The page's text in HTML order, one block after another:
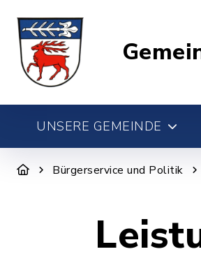
UNSERE GEMEINDE
Bürgerservice und Politik